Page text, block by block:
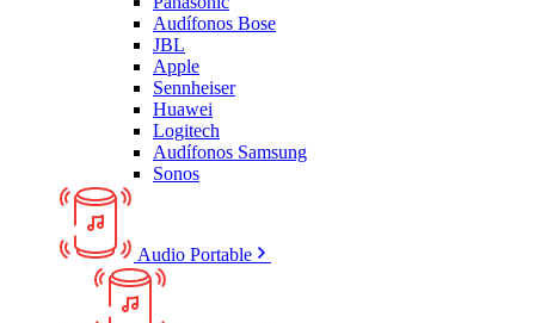
Audífonos Bose
JBL
Apple
Sennheiser
Huawei
Logitech
Audífonos Samsung
Sonos
Audio Portable